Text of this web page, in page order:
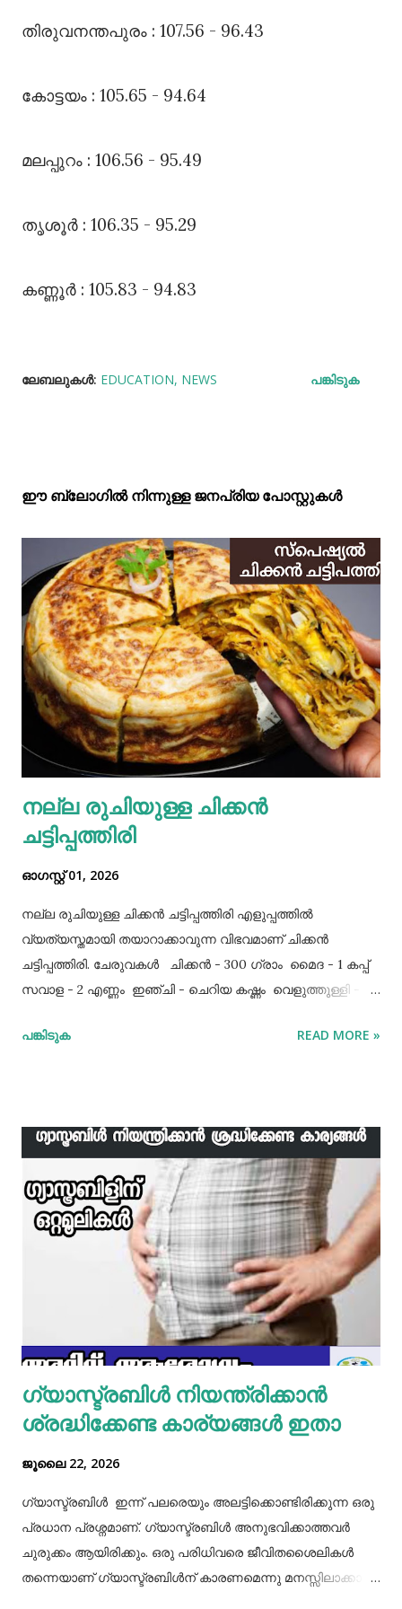
തിരുവനന്തപുരം : 107.56 - 96.43
കോട്ടയം : 105.65 - 94.64
മലപ്പുറം : 106.56 - 95.49
തൃശൂർ : 106.35 - 95.29
കണ്ണൂർ : 105.83 - 94.83
ലേബലുകള്‍: EDUCATION NEWS പങ്കിടുക
ഈ ബ്ലോഗിൽ നിന്നുള്ള ജനപ്രിയ പോസ്റ്റുകള്‍‌
നല്ല രുചിയുള്ള ചിക്കൻ
ചട്ടിപ്പത്തിരി
ഓഗസ്റ്റ് 01, 2026
നല്ല രുചിയുള്ള ചിക്കൻ ചട്ടിപ്പത്തിരി എളുപ്പത്തിൽ
വ്യത്യസ്തമായി തയാറാക്കാവുന്ന വിഭവമാണ് ചിക്കൻ
ചട്ടിപ്പത്തിരി. ചേരുവകൾ ചിക്കൻ - 300 ഗ്രാം മൈദ - 1 കപ്പ്‌
സവാള - 2 എണ്ണം ഇഞ്ചി - ചെറിയ കഷ്ണം വെളുത്തുള്ളി - 5
വിധം ചിക്കൻ കുറച്ച് ഉപ്പും കുരുമുളകുപൊടിയും
ഇഞ്ചി വെളുത്തുള്ളി, സവാള എന്നിവ ചേർത്ത് വഴറ്റാം.
ഇതിൽ പൊടികളെല്ലാം ചേർത്ത് ചൂടാക്കിയശേഷം വേവിച്ച്
മാറ്റിവച്ച ചിക്കൻ ചേർത്ത് ഒന്ന് ഇളകിയെടുക്കാം. ഇനി ഒരു
മിക്സിയുടെ ജാറിലേക്ക് മുട്ട, മൈദ, വെള്ളം പാകത്തിന് ഉപ്പ്
എന്നിവ ചേർത്ത് നന്നായിട്ട് അടിച്ചെടുക്കാം. ഇനി ഒരു പാനിൽ
മാവൊഴിച്ചു ദോശ ചുട്ടെടുക്കാം. ഇനി ഒരു പാത്രത്തിൽ മുട്ട
പൊട്ടിച്ച് ഒഴിക്കാം കൂടെത്തന്നെ പാൽ, കുരുമുളകുപൊടി, ഉപ്പ്,
മല്ലിയില എന്നിവ ചേർത്തൊരു മിക്സ്‌ തയാറാക്കാം. ഇനി
ഒരു പാനിൽ കുറച്ച് നെയ്യ് തടവിയ ശേഷം അതിൽ തയാ...
പങ്കിടുക READ MORE »
ഗ്യാസ്ട്രബിൾ നിയന്ത്രിക്കാൻ
ശ്രദ്ധിക്കേണ്ട കാര്യങ്ങൾ ഇതാ
ജൂലൈ 22, 2026
ഗ്യാസ്ട്രബിൾ ഇന്ന് പലരെയും അലട്ടിക്കൊണ്ടിരിക്കുന്ന ഒരു
പ്രധാന പ്രശ്നമാണ്. ഗ്യാസ്ട്രബിൾ അനുഭവിക്കാത്തവർ
ചുരുക്കം ആയിരിക്കും. ഒരു പരിധിവരെ ജീവിതശൈലികൾ
തന്നെയാണ് ഗ്യാസ്ട്രബിൾന് കാരണമെന്നു മനസ്സിലാക്കാം.